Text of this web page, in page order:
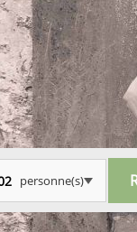
personne(s)